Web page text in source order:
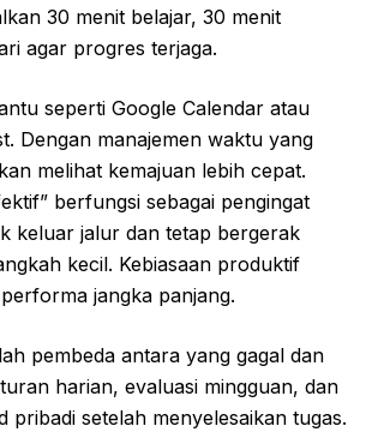
30 menit belajar, 30 menit
agar progres terjaga.
seperti Google Calendar atau
Dengan manajemen waktu yang
melihat kemajuan lebih cepat.
berfungsi sebagai pengingat
keluar jalur dan tetap bergerak
kecil. Kebiasaan produktif
jangka panjang.
pembeda antara yang gagal dan
harian, evaluasi mingguan, dan
pribadi setelah menyelesaikan tugas.